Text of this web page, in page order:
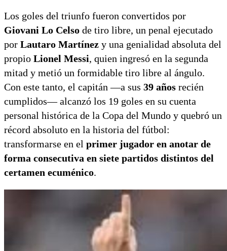
Los goles del triunfo fueron convertidos por
Giovani Lo Celso de tiro libre, un penal ejecutado
por Lautaro Martínez y una genialidad absoluta del
propio Lionel Messi, quien ingresó en la segunda
mitad y metió un formidable tiro libre al ángulo.
Con este tanto, el capitán —a sus 39 años recién
cumplidos— alcanzó los 19 goles en su cuenta
personal histórica de la Copa del Mundo y quebró un
récord absoluto en la historia del fútbol:
transformarse en el primer jugador en anotar de
forma consecutiva en siete partidos distintos del
certamen ecuménico.